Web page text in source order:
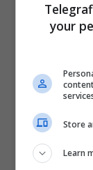
your
Store
Learn